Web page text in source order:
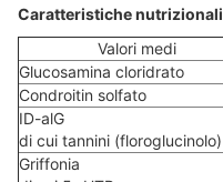
Caratteristiche nutrizionali
Valori medi
Glucosamina cloridrato
Condroitin solfato
ID-alG
di cui tannini (floroglucinolo)
Griffonia